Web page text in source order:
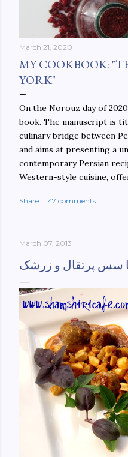
March 21, 2020
MY COOKBOOK:
YORK"
On the Norouz day of
book. The manuscript is
culinary bridge between
and aims at presenting a
contemporary Persian
Western-style cuisine,
walls. This book aims at
York-culinary-cultures-
ebook/dp/B0861H47GS/
0&sr=8-1
Share 47 comments
March 07, 2013
سس پرتقال و زرشک